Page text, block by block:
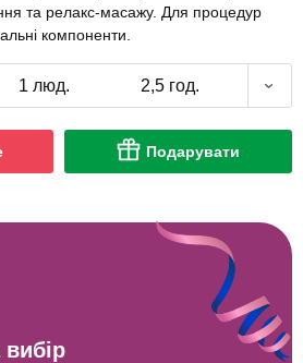
та релакс-масажу. Для процедур
компоненти.
1 люд. 2,5 год.
Подарувати